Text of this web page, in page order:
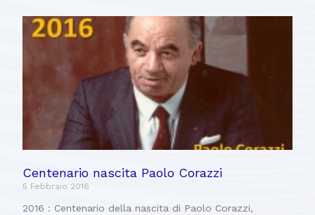
Centenario nascita Paolo Corazzi
5 Febbraio 2016
2016 : Centenario della nascita di Paolo Corazzi,